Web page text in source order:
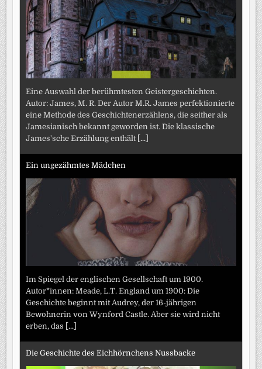
Eine Auswahl der berühmtesten Geistergeschichten.
Autor: James, M. R. Der Autor M.R. James perfektionierte
eine Methode des Geschichtenerzählens, die seither als
Jamesianisch bekannt geworden ist. Die klassische
James'sche Erzählung enthält [...]
Ein ungezähmtes Mädchen
Im Spiegel der englischen Gesellschaft um 1900.
Autor*innen: Meade, L.T. England um 1900: Die
Geschichte beginnt mit Audrey, der 16-jährigen
Bewohnerin von Wynford Castle. Aber sie wird nicht
erben, das [...]
Die Geschichte des Eichhörnchens Nussbacke